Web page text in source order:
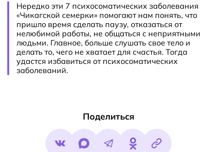
Нередко эти 7 психосоматических заболевания
«Чикагской семерки» помогают нам понять, что
пришло время сделать паузу, отказаться от
нелюбимой работы, не общаться с неприятными
людьми. Главное, больше слушать свое тело и
делать то, чего не хватает для счастья. Тогда
удастся избавиться от психосоматических
заболеваний.
Поделиться